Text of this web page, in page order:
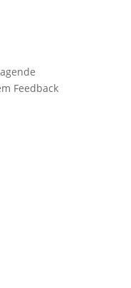
Feedback